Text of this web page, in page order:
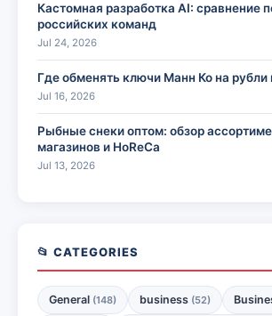
Кастомная разработка AI: сравнение
российских команд
Jul 24, 2026
Где обменять ключи Манн Ко на рубли
Jul 16, 2026
Рыбные снеки оптом: обзор
магазинов и HoReCa
Jul 13, 2026
📂 CATEGORIES
General (148) business (52)